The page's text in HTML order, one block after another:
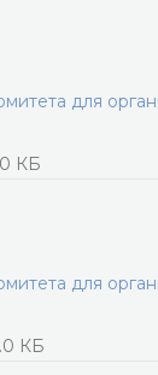
для
КБ
для
КБ